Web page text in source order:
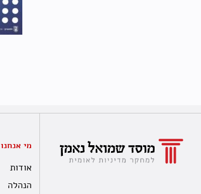
מי אנחנו
אודות
הנהלה